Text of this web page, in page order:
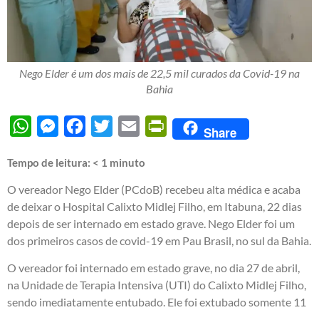
Nego Elder é um dos mais de 22,5 mil curados da Covid-19 na
Bahia
WhatsAppMessengerFacebook
Twitter Email PrintFriendly
Share
Tempo de leitura: < 1 minuto
O vereador Nego Elder (PCdoB) recebeu alta médica e acaba
de deixar o Hospital Calixto Midlej Filho, em Itabuna, 22 dias
depois de ser internado em estado grave. Nego Elder foi um
dos primeiros casos de covid-19 em Pau Brasil, no sul da Bahia.
O vereador foi internado em estado grave, no dia 27 de abril,
na Unidade de Terapia Intensiva (UTI) do Calixto Midlej Filho,
sendo imediatamente entubado. Ele foi extubado somente 11